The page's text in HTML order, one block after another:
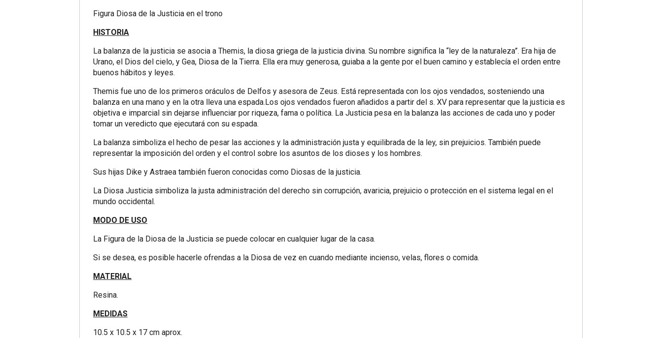
Figura Diosa de la Justicia en el trono
HISTORIA
La balanza de la justicia se asocia a Themis, la diosa griega de la justicia divina. Su nombre significa la “ley de la naturaleza”. Era hija de
Urano, el Dios del cielo, y Gea, Diosa de la Tierra. Ella era muy generosa, guiaba a la gente por el buen camino y establecía el orden entre
buenos hábitos y leyes.
Themis fue uno de los primeros oráculos de Delfos y asesora de Zeus. Está representada con los ojos vendados, sosteniendo una
balanza en una mano y en la otra lleva una espada.Los ojos vendados fueron añadidos a partir del s. XV para representar que la justicia es
objetiva e imparcial sin dejarse influenciar por riqueza, fama o política. La Justicia pesa en la balanza las acciones de cada uno y poder
tomar un veredicto que ejecutará con su espada.
La balanza simboliza el hecho de pesar las acciones y la administración justa y equilibrada de la ley, sin prejuicios. También puede
representar la imposición del orden y el control sobre los asuntos de los dioses y los hombres.
Sus hijas Dike y Astraea también fueron conocidas como Diosas de la justicia.
La Diosa Justicia simboliza la justa administración del derecho sin corrupción, avaricia, prejuicio o protección en el sistema legal en el
mundo occidental.
MODO DE USO
La Figura de la Diosa de la Justicia se puede colocar en cualquier lugar de la casa.
Si se desea, es posible hacerle ofrendas a la Diosa de vez en cuando mediante incienso, velas, flores o comida.
MATERIAL
Resina.
MEDIDAS
10.5 x 10.5 x 17 cm aprox.